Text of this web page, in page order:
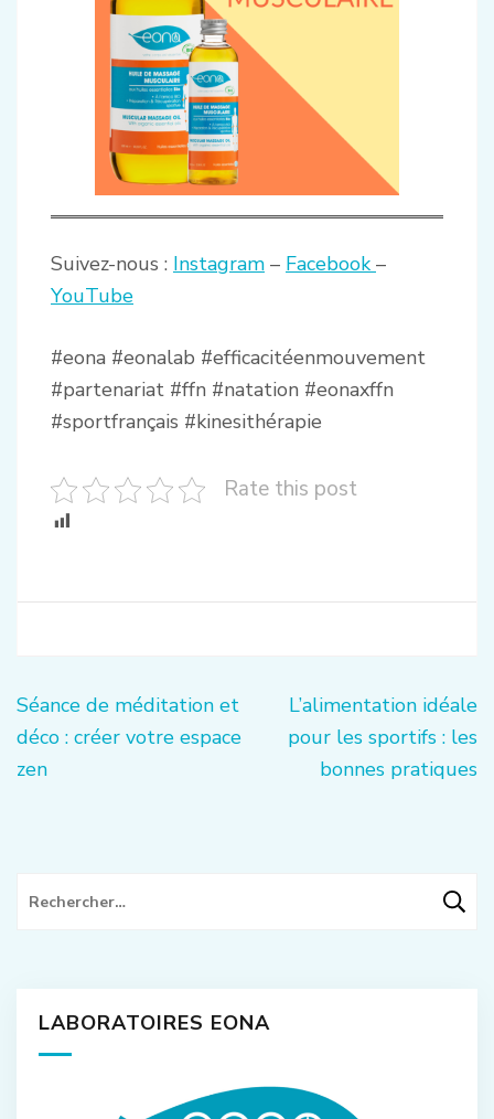
Suivez-nous : Instagram – Facebook–
YouTube
#eona #eonalab #efficacitéenmouvement
#partenariat #ffn #natation #eonaxffn
#sportfrançais #kinesithérapie
Rate this post
Navigation
de
l’article
Séance de méditation et
déco : créer votre espace
zen
L’alimentation idéale
pour les sportifs : les
bonnes pratiques
Rechercher :
LABORATOIRES EONA